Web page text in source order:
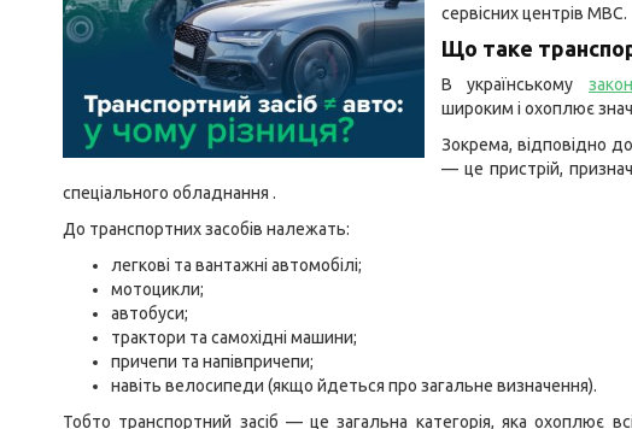
сервісних центрів МВС.
Що таке
В українському
широким і охоплює
Зокрема, відповідно
— це пристрій,
спеціального обладнання .
До транспортних засобів належать:
легкові та вантажні автомобілі;
мотоцикли;
автобуси;
трактори та самохідні машини;
причепи та напівпричепи;
навіть велосипеди (якщо йдеться про загальне визначення).
Тобто транспортний засіб — це загальна категорія, яка охоплює